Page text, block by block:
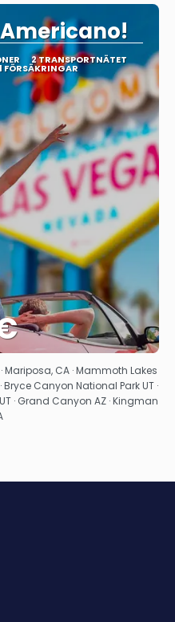
2 TRANSPORTNÄTET
FÖRSÄKRINGAR
Se
Mariposa, CA · Mammoth Lakes
Bryce Canyon National Park UT ·
· Grand Canyon AZ · Kingman